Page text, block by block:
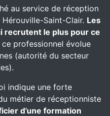
au service de réception
Hérouville-Saint-Clair. Les
recrutent le plus pour ce
professionnel évolue
(autorité du secteur
indique une forte
métier de réceptionniste
d’une formation